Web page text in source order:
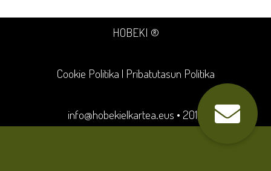
HOBEKI ®
Cookie Politika | Pribatutasun Politika
info@hobekielkartea.eus • 2018